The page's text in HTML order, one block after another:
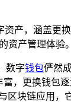
产，涵盖
资产管理体验。
数字钱包俨然
，更换钱包
区块链应用，